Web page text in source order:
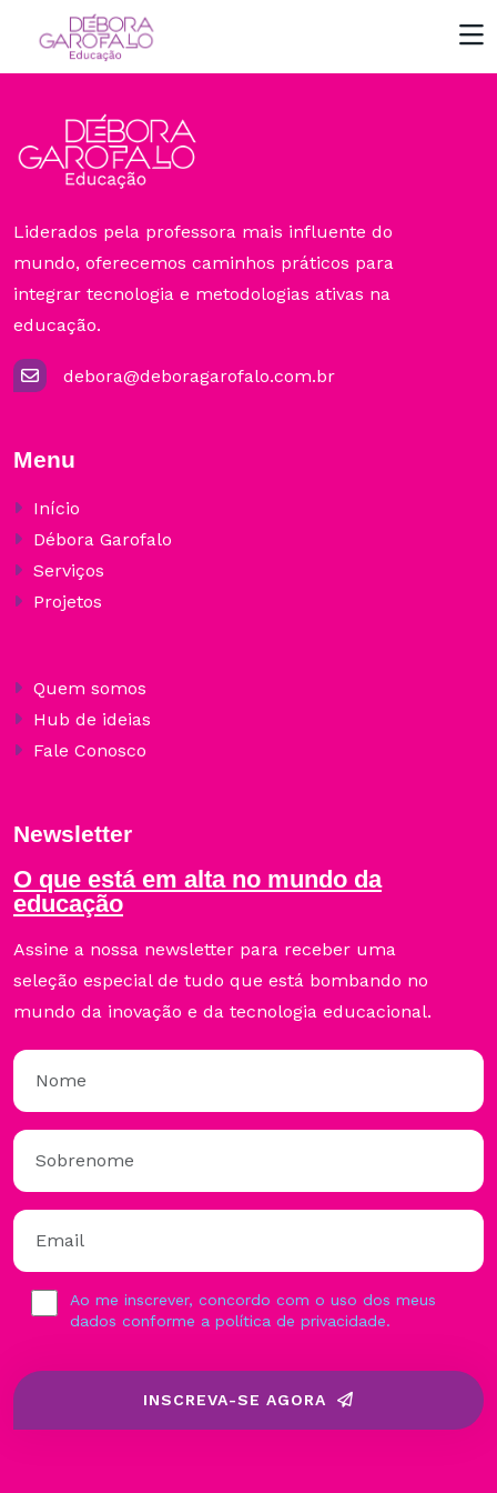
Liderados pela professora mais influente do
mundo, oferecemos caminhos práticos para
integrar tecnologia e metodologias ativas na
educação.
debora@deboragarofalo.com.br
Menu
Início
Débora Garofalo
Serviços
Projetos
Quem somos
Hub de ideias
Fale Conosco
Newsletter
O que está em alta no mundo da
educação
Assine a nossa newsletter para receber uma
seleção especial de tudo que está bombando no
mundo da inovação e da tecnologia educacional.
Ao me inscrever, concordo com o uso dos meus
dados conforme a política de privacidade.
INSCREVA-SE AGORA